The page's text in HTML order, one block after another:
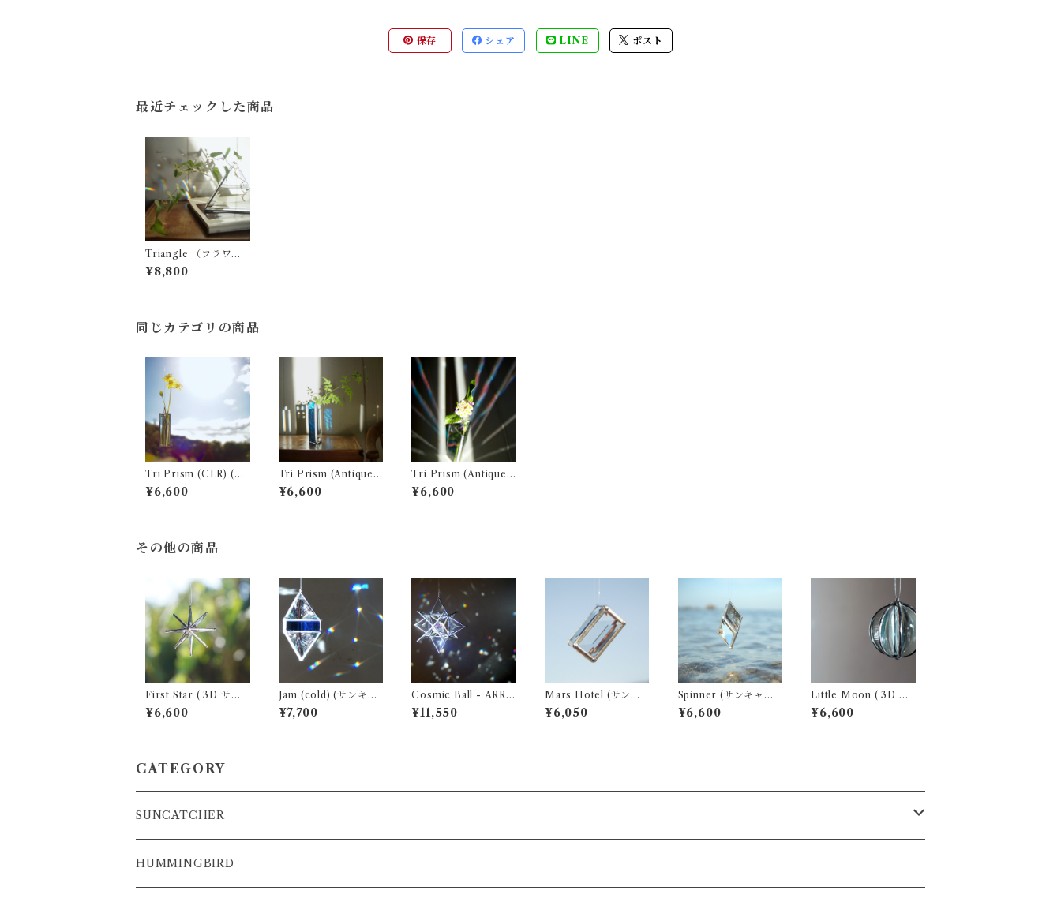
保存 シェア LINE ポスト
最近チェックした商品
Triangle （フラワー
ベース 花瓶）
¥8,800
同じカテゴリの商品
Tri Prism (CLR) (フ
ラワーベース 花瓶)
¥6,600
Tri Prism (Antique
Glass BLU) (フラワー
ベース 花瓶)
¥6,600
Tri Prism (Antique
Glass PNK) (フラワ
ーベース 花瓶)
¥6,600
その他の商品
First Star ( 3D サン
キャッチャー )
¥6,600
Jam (cold) (サンキャ
ッチャー ・ ウォータ
ープリズム)
¥7,700
Cosmic Ball - ARR (
3D サンキャッチャー
)
¥11,550
Mars Hotel (サンキ
ャッチャー ・ ウォー
タープリズム)
¥6,050
Spinner (サンキャッ
チャー ・ ウォーター
プリズム)
¥6,600
Little Moon ( 3D サ
ンキャッチャー )
¥6,600
CATEGORY
SUNCATCHER
P-rhythm
HUMMINGBIRD